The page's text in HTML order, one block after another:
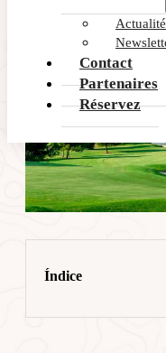
Contact
Partenaires
Réservez
Índice